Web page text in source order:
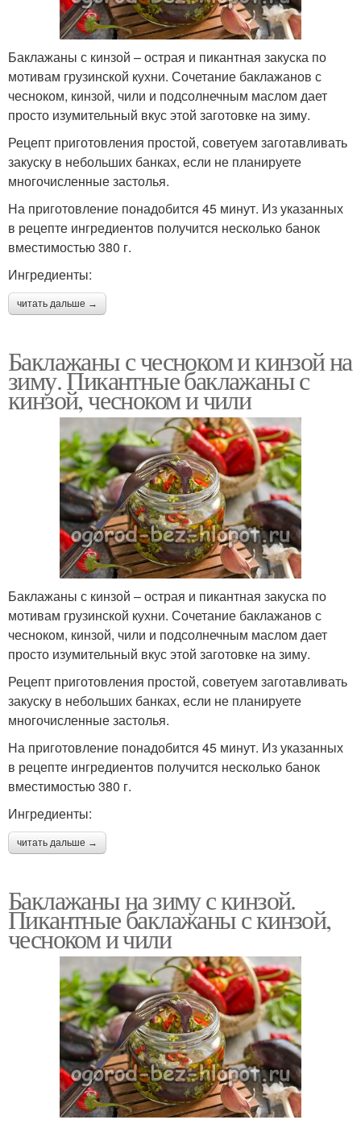
Баклажаны с кинзой – острая и пикантная закуска по
мотивам грузинской кухни. Сочетание баклажанов с
чесноком, кинзой, чили и подсолнечным маслом дает
просто изумительный вкус этой заготовке на зиму.
Рецепт приготовления простой, советуем заготавливать
закуску в небольших банках, если не планируете
многочисленные застолья.
На приготовление понадобится 45 минут. Из указанных
в рецепте ингредиентов получится несколько банок
вместимостью 380 г.
Ингредиенты:
читать дальше →
Баклажаны с чесноком и кинзой на
зиму. Пикантные баклажаны с
кинзой, чесноком и чили
Баклажаны с кинзой – острая и пикантная закуска по
мотивам грузинской кухни. Сочетание баклажанов с
чесноком, кинзой, чили и подсолнечным маслом дает
просто изумительный вкус этой заготовке на зиму.
Рецепт приготовления простой, советуем заготавливать
закуску в небольших банках, если не планируете
многочисленные застолья.
На приготовление понадобится 45 минут. Из указанных
в рецепте ингредиентов получится несколько банок
вместимостью 380 г.
Ингредиенты:
читать дальше →
Баклажаны на зиму с кинзой.
Пикантные баклажаны с кинзой,
чесноком и чили